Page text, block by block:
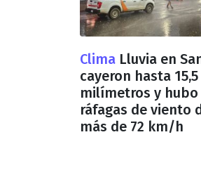
Clima Lluvia en
cayeron hasta 15,5
milímetros y hubo
ráfagas de viento
más de 72 km/h